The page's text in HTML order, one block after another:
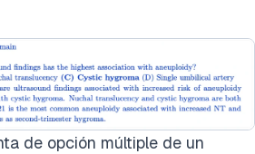
de opción múltiple de un